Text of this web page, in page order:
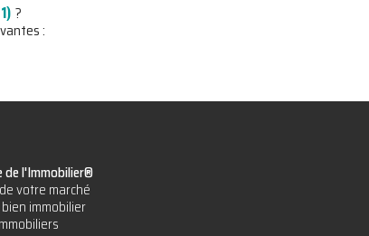
?
:
de l'Immobilier®
votre marché
immobilier